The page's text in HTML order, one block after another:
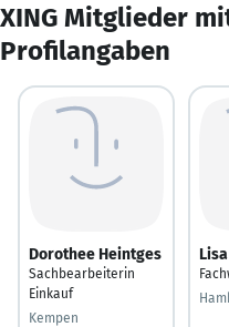
XING Mitglieder
Profilangaben
Dorothee Heintges
Sachbearbeiterin
Einkauf
Kempen